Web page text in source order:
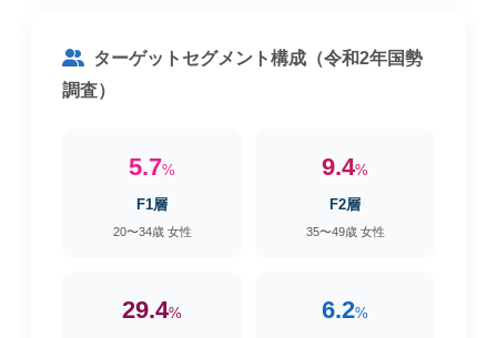
ターゲットセグメント構成（令和2年国勢
調査）
5.7%
F1層
20〜34歳 女性
9.4%
F2層
35〜49歳 女性
29.4% 6.2%